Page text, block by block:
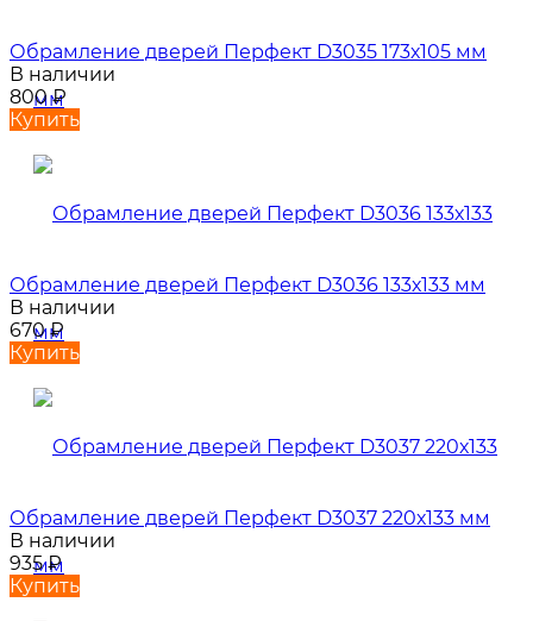
Обрамление дверей Перфект D3035 173х105 мм
В наличии
800₽
Купить
Обрамление дверей Перфект D3036 133х133 мм
В наличии
670₽
Купить
Обрамление дверей Перфект D3037 220х133 мм
В наличии
935₽
Купить